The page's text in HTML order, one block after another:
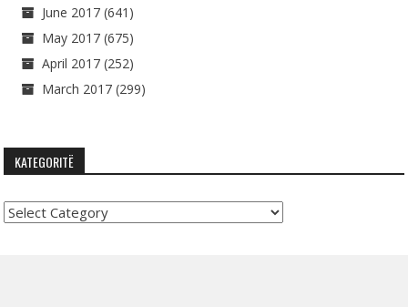
June 2017 (641)
May 2017 (675)
April 2017 (252)
March 2017 (299)
KATEGORITË
Kategoritë